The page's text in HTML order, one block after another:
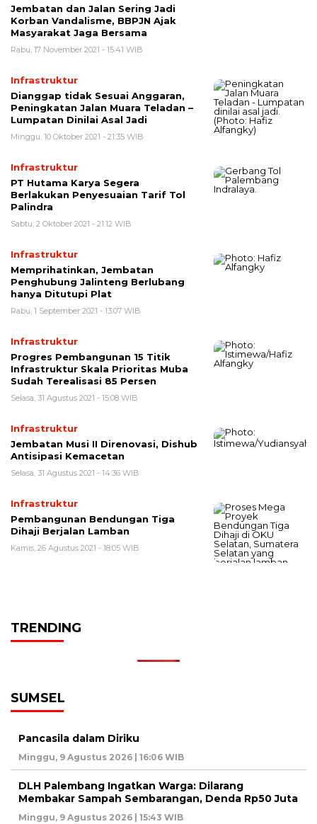
Jembatan dan Jalan Sering Jadi
Korban Vandalisme, BBPJN Ajak
Masyarakat Jaga Bersama
Rabu, 17 November 2021 - 15:41 WIB
Infrastruktur
Dianggap tidak Sesuai Anggaran,
Peningkatan Jalan Muara Teladan –
Lumpatan Dinilai Asal Jadi
Minggu, 10 Oktober 2021 - 21:35 WIB
Infrastruktur
PT Hutama Karya Segera
Berlakukan Penyesuaian Tarif Tol
Palindra
Sabtu, 2 Oktober 2021 - 21:12 WIB
Infrastruktur
Memprihatinkan, Jembatan
Penghubung Jalinteng Berlubang
hanya Ditutupi Plat
Rabu, 1 September 2021 - 13:07 WIB
Infrastruktur
Progres Pembangunan 15 Titik
Infrastruktur Skala Prioritas Muba
Sudah Terealisasi 85 Persen
Selasa, 31 Agustus 2021 - 15:08 WIB
Infrastruktur
Jembatan Musi II Direnovasi, Dishub
Antisipasi Kemacetan
Selasa, 31 Agustus 2021 - 14:36 WIB
Infrastruktur
Pembangunan Bendungan Tiga
Dihaji Berjalan Lamban
Kamis, 26 Agustus 2021 - 18:05 WIB
TRENDING
SUMSEL
Pancasila dalam Diriku
Minggu, 9 Agustus 2026 | 16:06 WIB
DLH Palembang Ingatkan Warga: Dilarang
Membakar Sampah Sembarangan, Denda Rp50 Juta
Minggu, 9 Agustus 2026 | 15:43 WIB